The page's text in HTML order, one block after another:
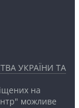
УКРАЇНИ ТА
на
можливе